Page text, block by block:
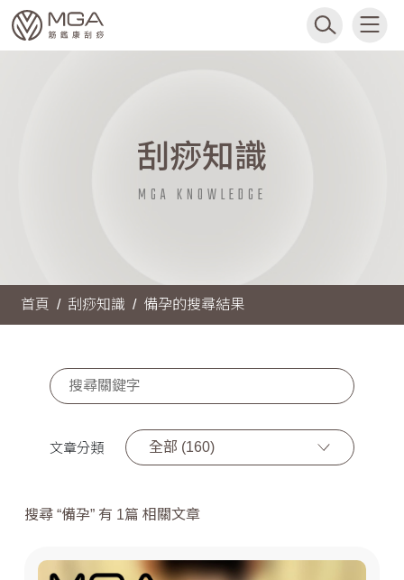
刮痧知識
MGA KNOWLEDGE
首頁 刮痧知識 備孕的搜尋結果
文章分類 全部 (160)
搜尋 “備孕” 有 1篇 相關文章